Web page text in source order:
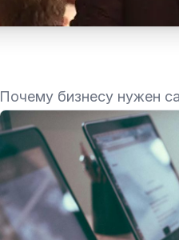
Почему бизнесу нужен